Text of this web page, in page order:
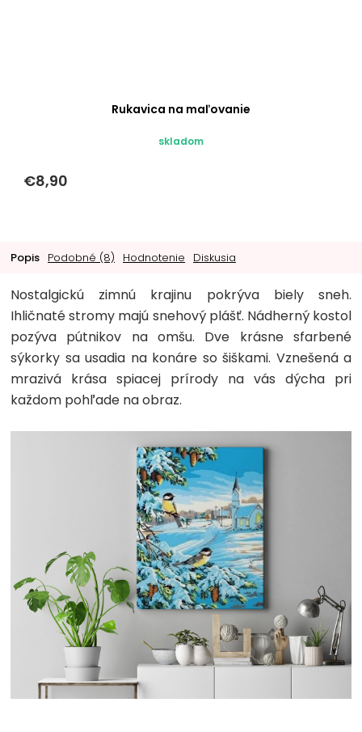
Rukavica na maľovanie
skladom
€8,90
Popis Podobné (8) Hodnotenie Diskusia
Nostalgickú zimnú krajinu pokrýva biely sneh.
Ihličnaté stromy majú snehový plášť. Nádherný kostol
pozýva pútnikov na omšu. Dve krásne sfarbené
sýkorky sa usadia na konáre so šiškami. Vznešená a
mrazivá krása spiacej prírody na vás dýcha pri
každom pohľade na obraz.